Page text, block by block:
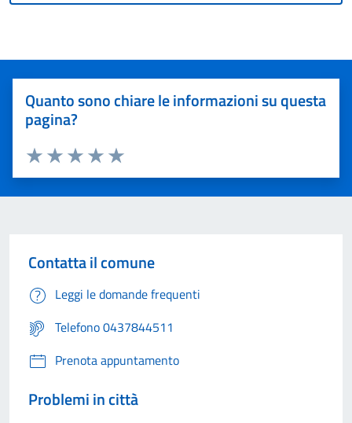
Quanto sono chiare le informazioni su questa
pagina?
Valuta 5 stelle su 5
Valuta 4 stelle su 5
Valuta 3 stelle su 5
Valuta 2 stelle su 5
Valuta 1 stelle su 5
Contatta il comune
Leggi le domande frequenti
Telefono 0437844511
Prenota appuntamento
Problemi in città